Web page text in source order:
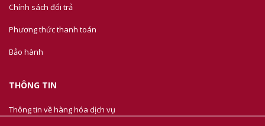
Chính sách đổi trả
Phương thức thanh toán
Bảo hành
THÔNG TIN
Thông tin về hàng hóa dịch vụ